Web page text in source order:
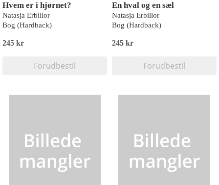
Hvem er i hjørnet?
Natasja Erbillor
Bog (Hardback)
245 kr
Forudbestil
En hval og en sæl
Natasja Erbillor
Bog (Hardback)
245 kr
Forudbestil